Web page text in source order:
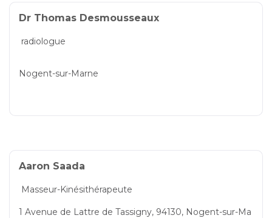
Dr Thomas Desmousseaux
radiologue
Nogent-sur-Marne
Aaron Saada
Masseur-Kinésithérapeute
1 Avenue de Lattre de Tassigny, 94130, Nogent-sur-Ma